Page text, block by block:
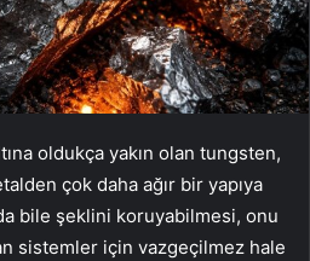
oldukça yakın olan tungsten,
çok daha ağır bir yapıya
bile şeklini koruyabilmesi, onu
sistemler için vazgeçilmez hale